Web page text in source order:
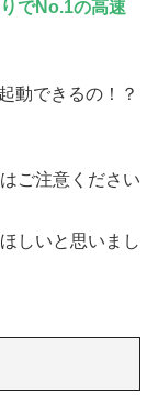
でNo.1の高速
動できるの！？
ご注意ください
しいと思いまし